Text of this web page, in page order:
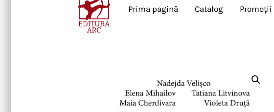
Prima pagină Catalog Promoții